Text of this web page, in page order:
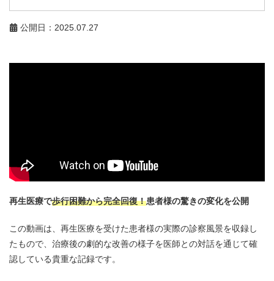
公開日：2025.07.27
再生医療で歩行困難から完全回復！患者様の驚きの変化を公開
この動画は、再生医療を受けた患者様の実際の診察風景を収録し
たもので、治療後の劇的な改善の様子を医師との対話を通じて確
認している貴重な記録です。